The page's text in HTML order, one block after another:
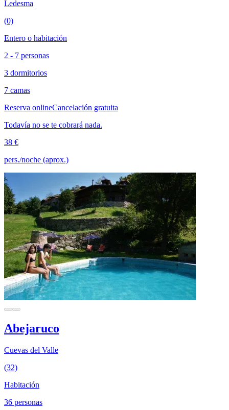
Ledesma
(0)
Entero o habitación
2 - 7 personas
3 dormitorios
7 camas
Reserva onlineCancelación gratuita
Todavía no se te cobrará nada.
38 €
pers./noche (aprox.)
Abejaruco
Cuevas del Valle
(32)
Habitación
36 personas